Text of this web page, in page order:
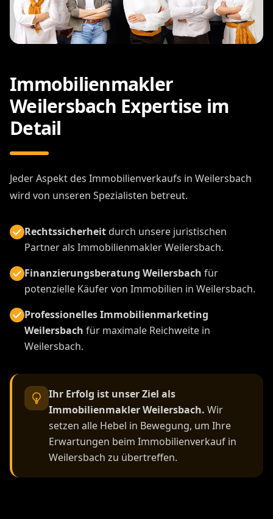
Immobilienmakler
Weilersbach Expertise im
Detail
Jeder Aspekt des Immobilienverkaufs in Weilersbach
wird von unseren Spezialisten betreut.
Rechtssicherheitdurch unsere juristischen
Partner als Immobilienmakler Weilersbach.
Finanzierungsberatung Weilersbach für
potenzielle Käufer von Immobilien in Weilersbach.
Professionelles Immobilienmarketing
Weilersbach für maximale Reichweite in
Weilersbach.
Ihr Erfolg ist unser Ziel als
Immobilienmakler Weilersbach. Wir
setzen alle Hebel in Bewegung, um Ihre
Erwartungen beim Immobilienverkauf in
Weilersbach zu übertreffen.